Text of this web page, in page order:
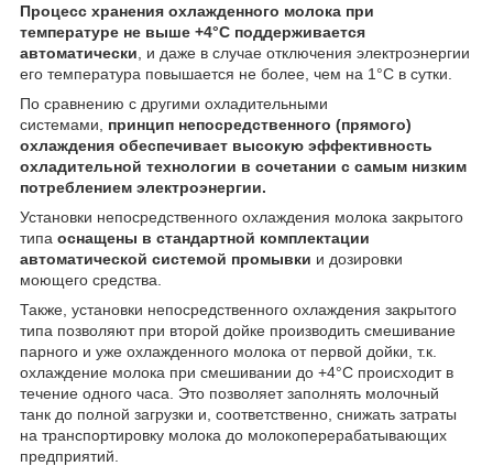
Процесс хранения охлажденного молока при
температуре не выше +4°С поддерживается
автоматически , и даже в случае отключения электроэнергии
его температура повышается не более, чем на 1°С в сутки.
По сравнению с другими охладительными
системами, принцип непосредственного (прямого)
охлаждения обеспечивает высокую эффективность
охладительной технологии в сочетании с самым низким
потреблением электроэнергии.
Установки непосредственного охлаждения молока закрытого
типа оснащены в стандартной комплектации
автоматической системой промывки и дозировки
моющего средства.
Также, установки непосредственного охлаждения закрытого
типа позволяют при второй дойке производить смешивание
парного и уже охлажденного молока от первой дойки, т.к.
охлаждение молока при смешивании до +4°С происходит в
течение одного часа. Это позволяет заполнять молочный
танк до полной загрузки и, соответственно, снижать затраты
на транспортировку молока до молокоперерабатывающих
предприятий.